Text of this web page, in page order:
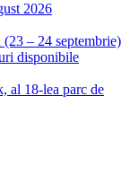
2026
– 24 septembrie)
disponibile
al 18-lea parc de